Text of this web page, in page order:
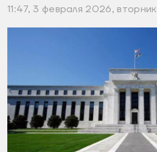
11:47, 3 февраля 2026, вторник